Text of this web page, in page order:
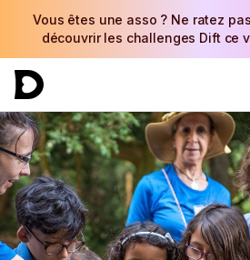
Vous êtes une asso ? Ne ratez
découvrir les challenges Dift ce